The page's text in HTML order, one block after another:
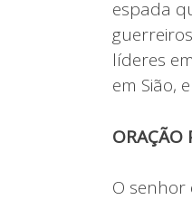
espada
líderes
em Sião,
ORAÇÃO
O senhor